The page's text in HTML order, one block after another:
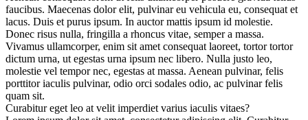
faucibus. Maecenas dolor elit, pulvinar eu vehicula eu, consequat et
lacus. Duis et purus ipsum. In auctor mattis ipsum id molestie.
Donec risus nulla, fringilla a rhoncus vitae, semper a massa.
Vivamus ullamcorper, enim sit amet consequat laoreet, tortor tortor
dictum urna, ut egestas urna ipsum nec libero. Nulla justo leo,
molestie vel tempor nec, egestas at massa. Aenean pulvinar, felis
porttitor iaculis pulvinar, odio orci sodales odio, ac pulvinar felis
quam sit.
Curabitur eget leo at velit imperdiet varius iaculis vitaes?